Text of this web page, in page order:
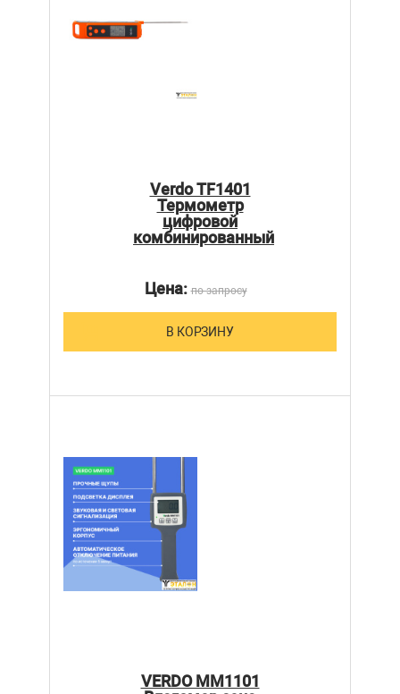
Verdo TF1401
Термометр
цифровой
комбинированный
Цена:по запросу
В КОРЗИНУ
VERDO MM1101